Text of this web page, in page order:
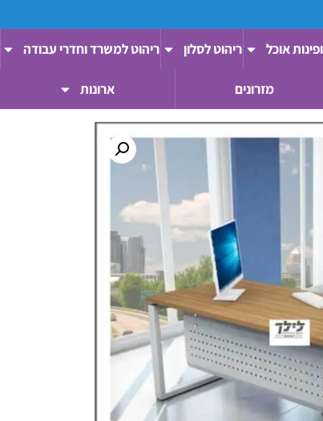
אוכל ריהוט לסלון ריהוט למשרד וחדרי עבודה
מזרונים ארונות